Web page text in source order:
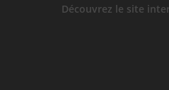
Découvrez le site